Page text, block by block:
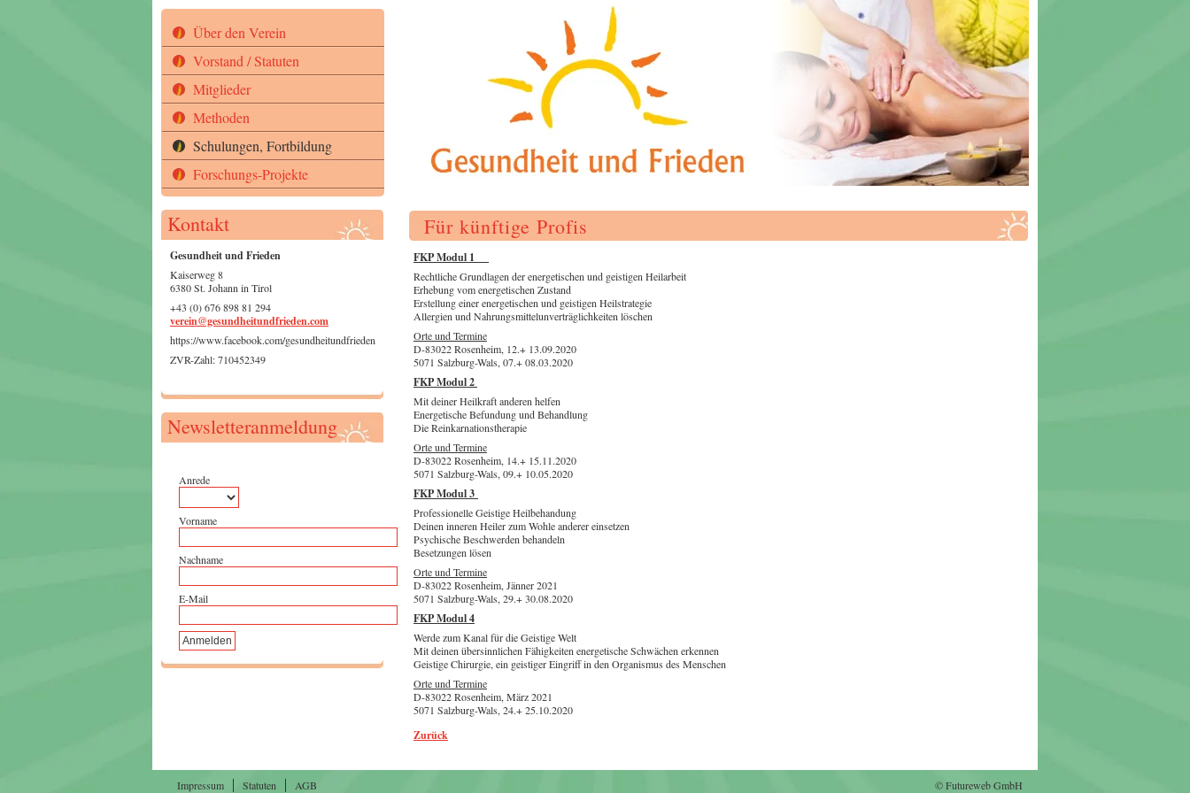
Über den Verein
Vorstand / Statuten
Mitglieder
Methoden
Schulungen, Fortbildung
Forschungs-Projekte
Kontakt
Gesundheit und Frieden
Kaiserweg 8
6380 St. Johann in Tirol
+43 (0) 676 898 81 294
verein@gesundheitundfrieden.com
https://www.facebook.com/gesundheitundfrieden
ZVR-Zahl: 710452349
Newsletteranmeldung
Anrede
Vorname
Nachname
E-Mail
Für künftige Profis
FKP Modul 1
Rechtliche Grundlagen der energetischen und geistigen Heilarbeit
Erhebung vom energetischen Zustand
Erstellung einer energetischen und geistigen Heilstrategie
Allergien und Nahrungsmittelunverträglichkeiten löschen
Orte und Termine
D-83022 Rosenheim, 12.+ 13.09.2020
5071 Salzburg-Wals, 07.+ 08.03.2020
FKP Modul 2
Mit deiner Heilkraft anderen helfen
Energetische Befundung und Behandlung
Die Reinkarnationstherapie
Orte und Termine
D-83022 Rosenheim, 14.+ 15.11.2020
5071 Salzburg-Wals, 09.+ 10.05.2020
FKP Modul 3
Professionelle Geistige Heilbehandung
Deinen inneren Heiler zum Wohle anderer einsetzen
Psychische Beschwerden behandeln
Besetzungen lösen
Orte und Termine
D-83022 Rosenheim, Jänner 2021
5071 Salzburg-Wals, 29.+ 30.08.2020
FKP Modul 4
Werde zum Kanal für die Geistige Welt
Mit deinen übersinnlichen Fähigkeiten energetische Schwächen erkennen
Geistige Chirurgie, ein geistiger Eingriff in den Organismus des Menschen
Orte und Termine
D-83022 Rosenheim, März 2021
5071 Salzburg-Wals, 24.+ 25.10.2020
Zurück
Impressum Statuten AGB ©Futureweb GmbH